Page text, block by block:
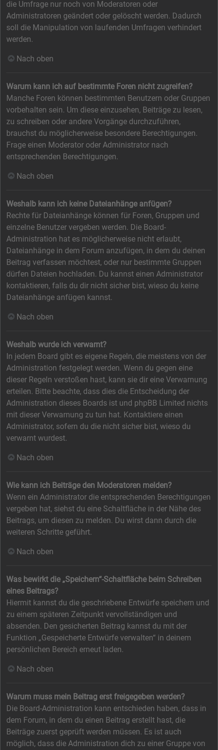
die Umfrage nur noch von Moderatoren oder
Administratoren geändert oder gelöscht werden. Dadurch
soll die Manipulation von laufenden Umfragen verhindert
werden.
Nach oben
Warum kann ich auf bestimmte Foren nicht zugreifen?
Manche Foren können bestimmten Benutzern oder Gruppen
vorbehalten sein. Um diese einzusehen, Beiträge zu lesen,
zu schreiben oder andere Vorgänge durchzuführen,
brauchst du möglicherweise besondere Berechtigungen.
Frage einen Moderator oder Administrator nach
entsprechenden Berechtigungen.
Nach oben
Weshalb kann ich keine Dateianhänge anfügen?
Rechte für Dateianhänge können für Foren, Gruppen und
einzelne Benutzer vergeben werden. Die Board-
Administration hat es möglicherweise nicht erlaubt,
Dateianhänge in dem Forum anzufügen, in dem du deinen
Beitrag verfassen möchtest, oder nur bestimmte Gruppen
dürfen Dateien hochladen. Du kannst einen Administrator
kontaktieren, falls du dir nicht sicher bist, wieso du keine
Dateianhänge anfügen kannst.
Nach oben
Weshalb wurde ich verwarnt?
In jedem Board gibt es eigene Regeln, die meistens von der
Administration festgelegt werden. Wenn du gegen eine
dieser Regeln verstoßen hast, kann sie dir eine Verwarnung
erteilen. Bitte beachte, dass dies die Entscheidung der
Administration dieses Boards ist und phpBB Limited nichts
mit dieser Verwarnung zu tun hat. Kontaktiere einen
Administrator, sofern du die nicht sicher bist, wieso du
verwarnt wurdest.
Nach oben
Wie kann ich Beiträge den Moderatoren melden?
Wenn ein Administrator die entsprechenden Berechtigungen
vergeben hat, siehst du eine Schaltfläche in der Nähe des
Beitrags, um diesen zu melden. Du wirst dann durch die
weiteren Schritte geführt.
Nach oben
Was bewirkt die „Speichern“-Schaltfläche beim Schreiben
eines Beitrags?
Hiermit kannst du die geschriebene Entwürfe speichern und
zu einem späteren Zeitpunkt vervollständigen und
absenden. Den gesicherten Beitrag kannst du mit der
Funktion „Gespeicherte Entwürfe verwalten“ in deinem
persönlichen Bereich erneut laden.
Nach oben
Warum muss mein Beitrag erst freigegeben werden?
Die Board-Administration kann entschieden haben, dass in
dem Forum, in dem du einen Beitrag erstellt hast, die
Beiträge zuerst geprüft werden müssen. Es ist auch
möglich, dass die Administration dich zu einer Gruppe von